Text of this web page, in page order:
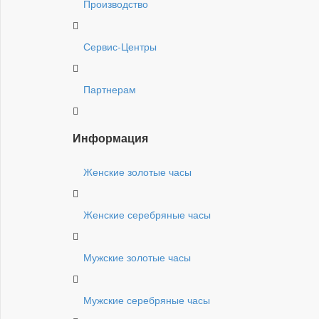
Производство
Сервис-Центры
Партнерам
Информация
Женские золотые часы
Женские серебряные часы
Мужские золотые часы
Мужские серебряные часы